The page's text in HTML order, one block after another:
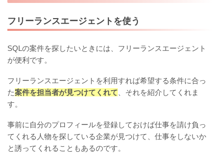
フリーランスエージェントを使う
SQLの案件を探したいときには、フリーランスエージェント
が便利です。
フリーランスエージェントを利用すれば希望する条件に合っ
た案件を担当者が見つけてくれて、それを紹介してくれま
す。
事前に自分のプロフィールを登録しておけば仕事を請け負っ
てくれる人物を探している企業が見つけて、仕事をしないか
と誘ってくれることもあるのです。